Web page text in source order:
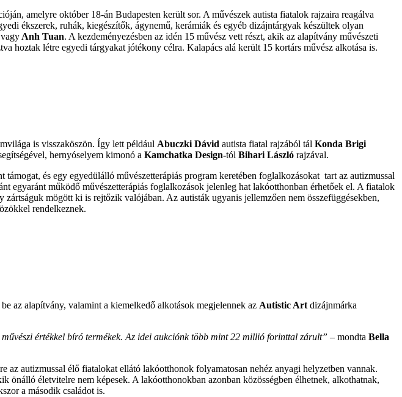
amelyre október 18-án Budapesten került sor. A művészek autista fiatalok rajzaira reagálva
ékszerek, ruhák, kiegészítők, ágynemű, kerámiák és egyéb dizájntárgyak készültek olyan
vagyAnh Tuan. A kezdeményezésben az idén 15 művész vett részt, akik az alapítvány művészeti
hoztak létre egyedi tárgyakat jótékony célra. Kalapács alá került 15 kortárs művész alkotása is.
is visszaköszön. Így lett például Abuczki Dávid autista fiatal rajzából tál Konda Brigi
hernyóselyem kimonó a Kamchatka Design-tól Bihari László rajzával.
és egy egyedülálló művészetterápiás program keretében foglalkozásokat tart az autizmussal
egyaránt működő művészetterápiás foglalkozások jelenleg hat lakóotthonban érhetőek el. A fiatalok
mögött ki is rejtőzik valójában. Az autisták ugyanis jellemzően nem összefüggésekben,
rendelkeznek.
az alapítvány, valamint a kiemelkedő alkotások megjelennek az Autistic Artdizájnmárka
értékkel bíró termékek. Az idei aukciónk több mint 22 millió forinttal zárult” – mondta Bella
autizmussal élő fiatalokat ellátó lakóotthonok folyamatosan nehéz anyagi helyzetben vannak.
életvitelre nem képesek. A lakóotthonokban azonban közösségben élhetnek, alkothatnak,
a második családot is.